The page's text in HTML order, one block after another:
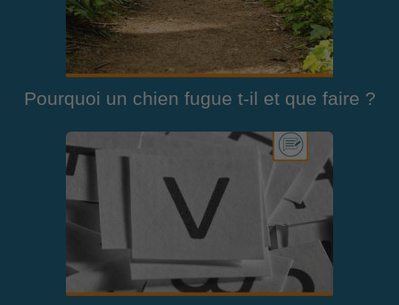
Pourquoi un chien fugue t-il et que faire ?